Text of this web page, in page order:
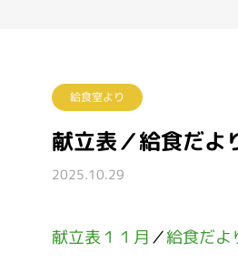
保育内容
給食室より
献立表／給食だよ
2025.10.29
献立表１１月 ／給食だよ